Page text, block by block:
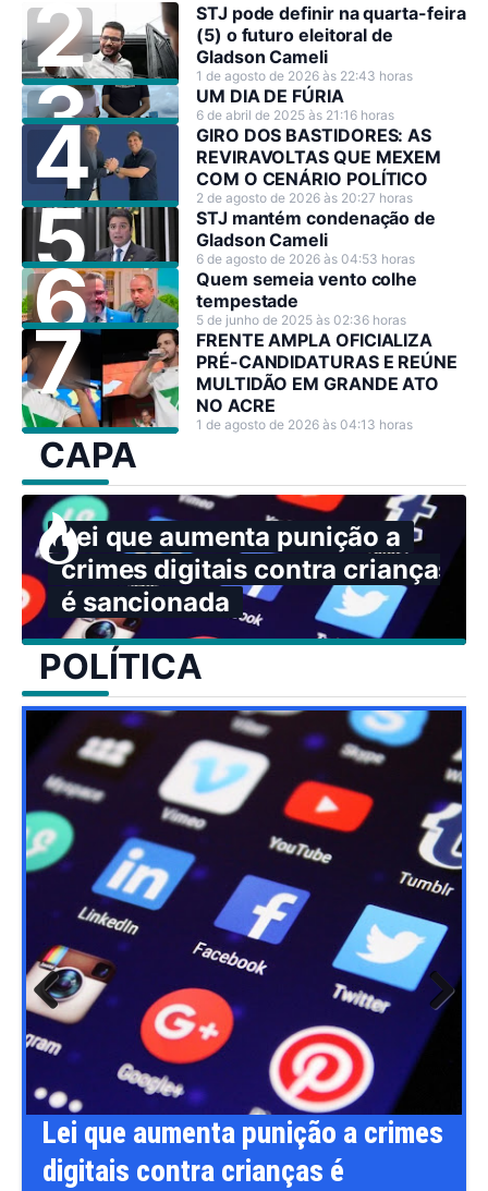
STJ pode definir na quarta-feira
(5) o futuro eleitoral de
Gladson Cameli
1 de agosto de 2026 às 22:43 horas
UM DIA DE FÚRIA
6 de abril de 2025 às 21:16 horas
GIRO DOS BASTIDORES: AS
REVIRAVOLTAS QUE MEXEM
COM O CENÁRIO POLÍTICO
2 de agosto de 2026 às 20:27 horas
STJ mantém condenação de
Gladson Cameli
6 de agosto de 2026 às 04:53 horas
Quem semeia vento colhe
tempestade
5 de junho de 2025 às 02:36 horas
FRENTE AMPLA OFICIALIZA
PRÉ-CANDIDATURAS E REÚNE
MULTIDÃO EM GRANDE ATO
NO ACRE
1 de agosto de 2026 às 04:13 horas
CAPA
Lei que aumenta punição a
crimes digitais contra crianças
é sancionada
POLÍTICA
Flávio Bolsonaro anuncia Alfredo
Gaspar, relator da CPI do INSS,
Previ
ous
Next